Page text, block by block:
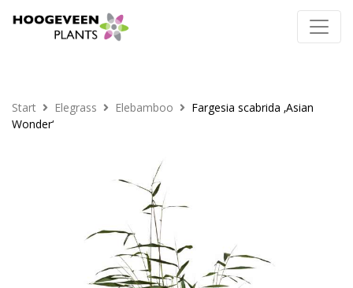
Start Elegrass Elebamboo
Fargesia scabrida ‚Asian
Wonder‘